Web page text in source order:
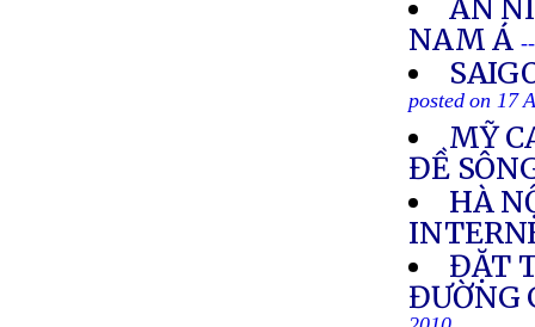
AN
NAM Á
posted on 17
MỸ
ĐỀ
HÀ
ĐẶT
ĐƯỜNG